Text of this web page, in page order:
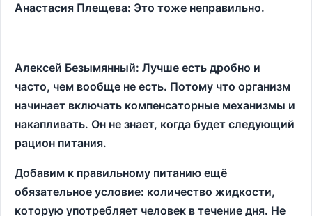
Анастасия Плещева: Это тоже неправильно.
Алексей Безымянный: Лучше есть дробно и
часто, чем вообще не есть. Потому что организм
начинает включать компенсаторные механизмы и
накапливать. Он не знает, когда будет следующий
рацион питания.
Добавим к правильному питанию ещё
обязательное условие: количество жидкости,
которую употребляет человек в течение дня. Не